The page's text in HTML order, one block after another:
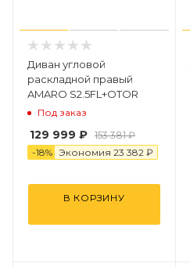
Диван угловой
раскладной правый
AMARO S2.5FL+OTOR
Под заказ
129 999 ₽ 153 381 ₽
-18% Экономия 23 382 ₽
В КОРЗИНУ